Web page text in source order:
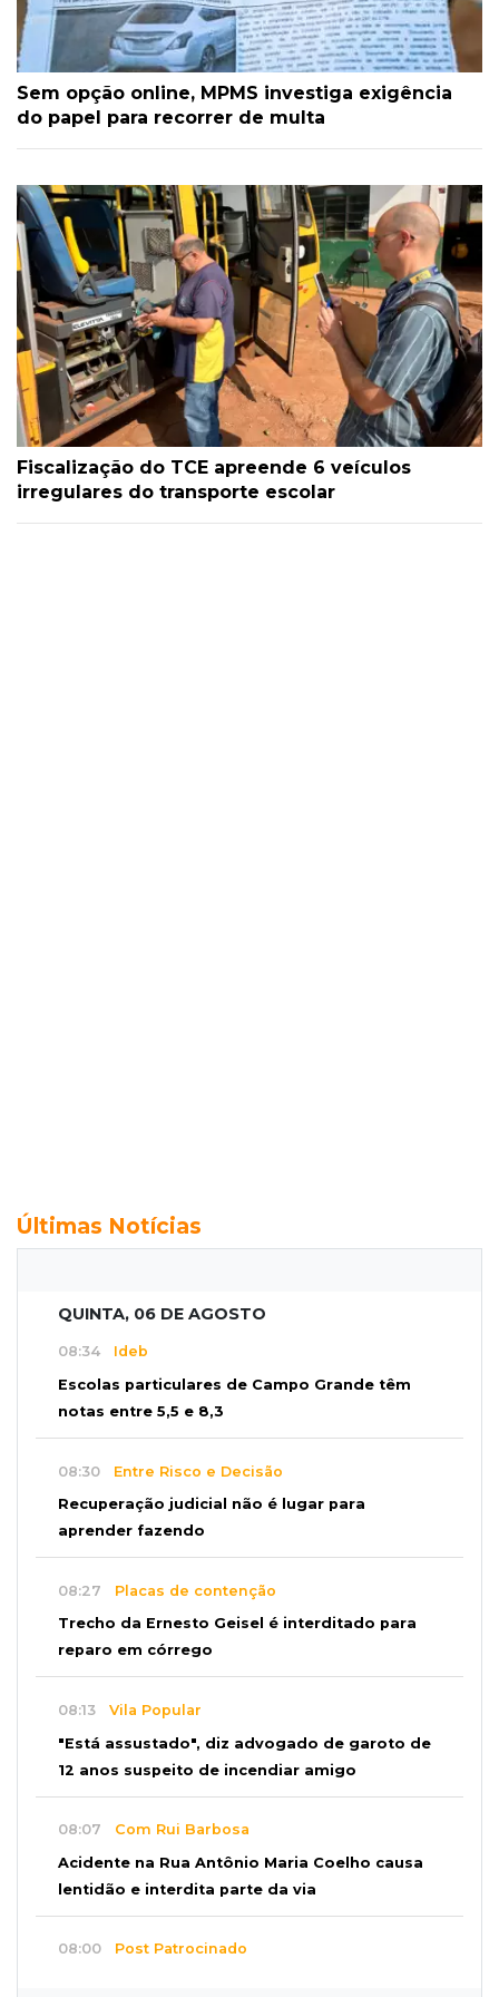
Sem opção online, MPMS investiga exigência
do papel para recorrer de multa
Fiscalização do TCE apreende 6 veículos
irregulares do transporte escolar
Últimas Notícias
QUINTA, 06 DE AGOSTO
08:34 Ideb
Escolas particulares de Campo Grande têm
notas entre 5,5 e 8,3
08:30 Entre Risco e Decisão
Recuperação judicial não é lugar para
aprender fazendo
08:27 Placas de contenção
Trecho da Ernesto Geisel é interditado para
reparo em córrego
08:13 Vila Popular
"Está assustado", diz advogado de garoto de
12 anos suspeito de incendiar amigo
08:07 Com Rui Barbosa
Acidente na Rua Antônio Maria Coelho causa
lentidão e interdita parte da via
08:00 Post Patrocinado